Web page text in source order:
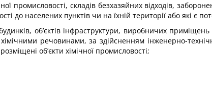
промисловості, складів безхазяйних відходів,
до населених пунктів чи на їхній території або які є
об’єктів інфраструктури, виробничих
речовинами, за здійсненням інженерно-
об’єкти хімічної промисловості;